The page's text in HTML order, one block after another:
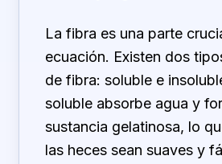
La fibra es una parte
ecuación. Existen dos
de fibra: soluble e
soluble absorbe agua y
sustancia gelatinosa, lo
las heces sean suaves y